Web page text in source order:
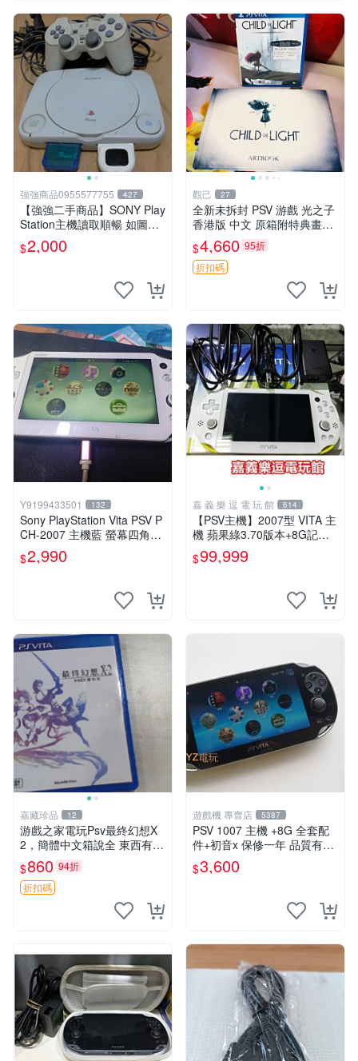
強強商品0955577755 427
【強強二手商品】SONY Play
Station主機讀取順暢 如圖全
部 ! 外觀完整乾淨
$2,000
觀己 27
全新未拆封 PSV 游戲 光之子
香港版 中文 原箱附特典畫冊
輝耀上市嚴選商品 光之子 港
版 PSV 特典畫冊
$4,660 95折
折扣碼
Y9199433501 132
Sony PlayStation Vita PSV P
CH-2007 主機藍 螢幕四角略
暗 可安裝遊戲 系統3.74書
$2,990
嘉 義 樂 逗 電 玩 館 614
【PSV主機】2007型 VITA 主
機 蘋果綠3.70版本+8G記憶
卡+螢幕保護貼【9成新】✪中
古二手✪嘉義樂逗電玩館
$99,999
嘉藏珍品 12
游戲之家電玩Psv最終幻想X
2，簡體中文箱說全 東西有現
貨 可以發手物品 無質量問題
售不退不換
$860 94折
折扣碼
遊戲機 專賣店 5387
PSV 1007 主機 +8G 全套配
件+初音x 保修一年 品質有保
障
$3,600